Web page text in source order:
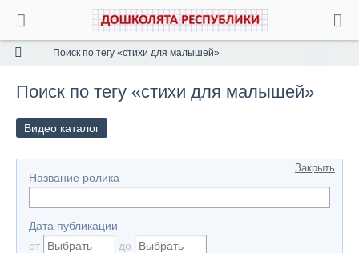
Поиск по тегу «стихи для малышей»
Поиск по тегу «стихи для малышей»
Видео каталог
Закрыть
Название ролика
Дата публикации
от
до